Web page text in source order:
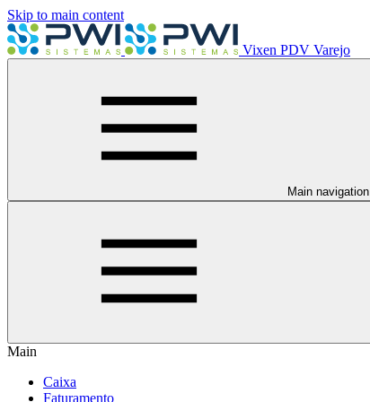
Skip to main content
Vixen PDV Varejo
Main navigation
Main
Caixa
Faturamento